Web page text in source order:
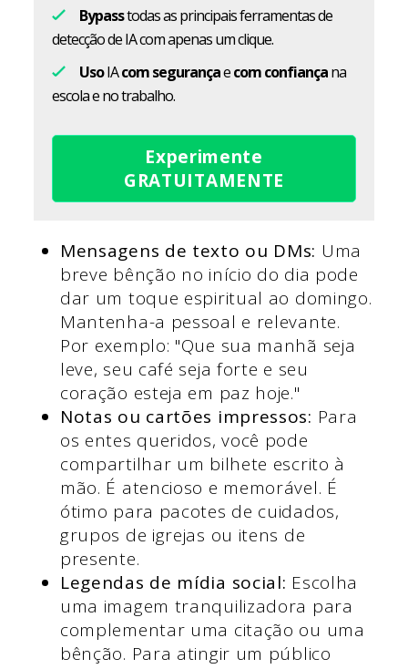
Bypasstodas as principais ferramentas de
detecção de IA com apenas um clique.
UsoIAcom segurançaecom confiançana
escola e no trabalho.
Experimente
GRATUITAMENTE
Mensagens de texto ou DMs: Uma
breve bênção no início do dia pode
dar um toque espiritual ao domingo.
Mantenha-a pessoal e relevante.
Por exemplo: "Que sua manhã seja
leve, seu café seja forte e seu
coração esteja em paz hoje."
Notas ou cartões impressos: Para
os entes queridos, você pode
compartilhar um bilhete escrito à
mão. É atencioso e memorável. É
ótimo para pacotes de cuidados,
grupos de igrejas ou itens de
presente.
Legendas de mídia social: Escolha
uma imagem tranquilizadora para
complementar uma citação ou uma
bênção. Para atingir um público